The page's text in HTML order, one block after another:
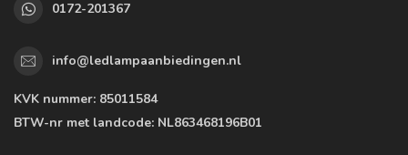
0172-201367
info@ledlampaanbiedingen.nl
KVK nummer: 85011584
BTW-nr met landcode: NL863468196B01